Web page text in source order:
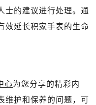
士的建议进行处理。通
效延长积家手表的生命
心为您分享的精彩内
维护和保养的问题，可